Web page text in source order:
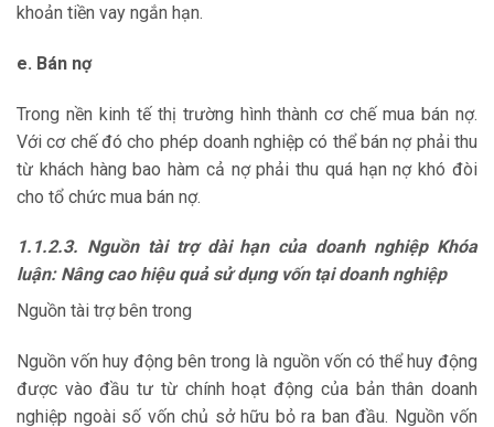
khoản tiền vay ngắn hạn.
e. Bán nợ
Trong nền kinh tế thị trường hình thành cơ chế mua bán nợ.
Với cơ chế đó cho phép doanh nghiệp có thể bán nợ phải thu
từ khách hàng bao hàm cả nợ phải thu quá hạn nợ khó đòi
cho tổ chức mua bán nợ.
1.1.2.3. Nguồn tài trợ dài hạn của doanh nghiệp Khóa
luận: Nâng cao hiệu quả sử dụng vốn tại doanh nghiệp
Nguồn tài trợ bên trong
Nguồn vốn huy động bên trong là nguồn vốn có thể huy động
được vào đầu tư từ chính hoạt động của bản thân doanh
nghiệp ngoài số vốn chủ sở hữu bỏ ra ban đầu. Nguồn vốn